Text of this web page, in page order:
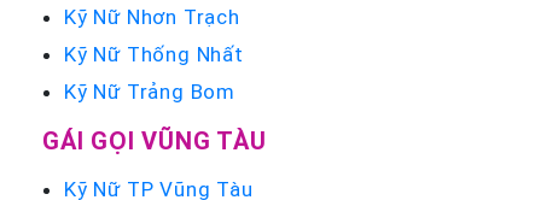
Kỹ Nữ Nhơn Trạch
Kỹ Nữ Thống Nhất
Kỹ Nữ Trảng Bom
GÁI GỌI VŨNG TÀU
Kỹ Nữ TP Vũng Tàu